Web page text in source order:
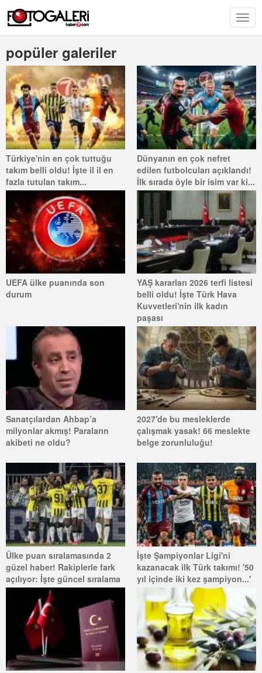
popüler galeriler
Türkiye'nin en çok tuttuğu
takım belli oldu! İşte il il en
fazla tutulan takım...
Dünyanın en çok nefret
edilen futbolcuları açıklandı!
İlk sırada öyle bir isim var ki...
UEFA ülke puanında son
durum
YAŞ kararları 2026 terfi listesi
belli oldu! İşte Türk Hava
Kuvvetleri'nin ilk kadın
paşası
Sanatçılardan Ahbap’a
milyonlar akmış! Paraların
akibeti ne oldu?
2027'de bu mesleklerde
çalışmak yasak! 66 meslekte
belge zorunluluğu!
Ülke puan sıralamasında 2
güzel haber! Rakiplerle fark
açılıyor: İşte güncel sıralama
İşte Şampiyonlar Ligi'ni
kazanacak ilk Türk takımı! '50
yıl içinde iki kez şampiyon...'